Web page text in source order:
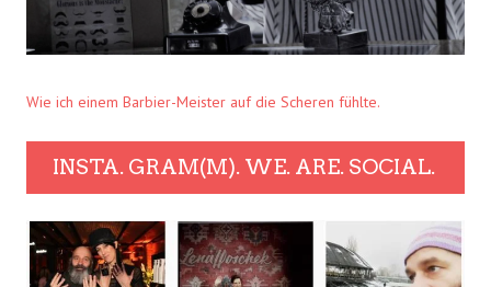
Wie ich einem Barbier-Meister auf die Scheren fühlte.
INSTA. GRAM(M). WE. ARE. SOCIAL.